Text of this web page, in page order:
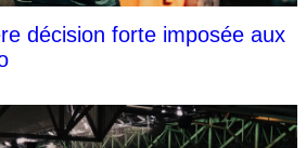
décision forte imposée aux